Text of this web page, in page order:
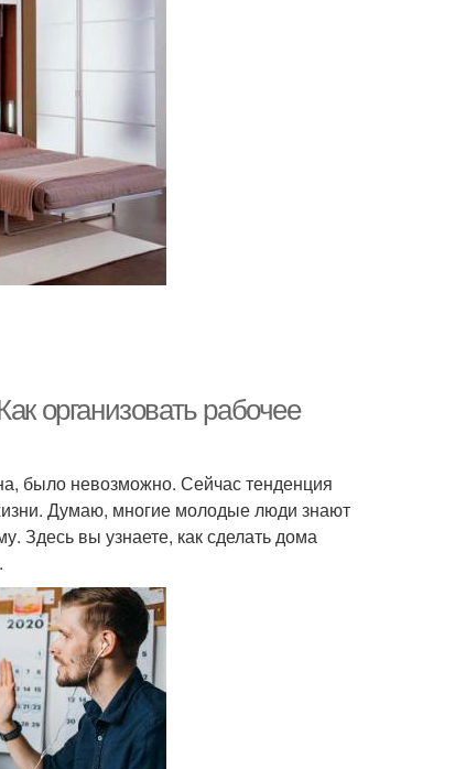
организовать рабочее
было невозможно. Сейчас тенденция
Думаю, многие молодые люди знают
Здесь вы узнаете, как сделать дома